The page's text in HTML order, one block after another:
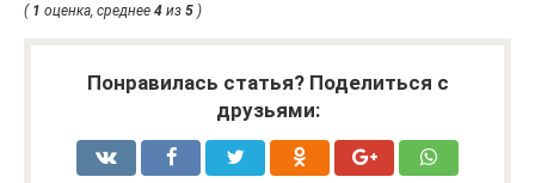
( 1 оценка, среднее 4 из 5 )
Понравилась статья? Поделиться с
друзьями: